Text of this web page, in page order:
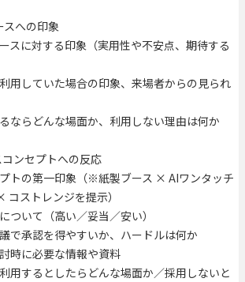
スへの印象
スに対する印象（実用性や不安点、期待する
用していた場合の印象、来場者からの見られ
ならどんな場面か、利用しない理由は何か
コンセプトへの反応
トの第一印象（※紙製ブース × AIワンタッチ
コストレンジを提示）
ついて（高い／妥当／安い）
で承認を得やすいか、ハードルは何か
時に必要な情報や資料
用するとしたらどんな場面か／採用しないと